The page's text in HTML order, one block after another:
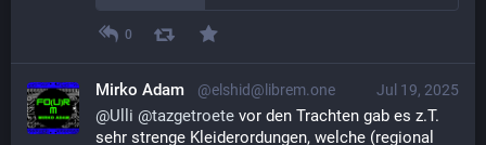
0
Jul 19, 2025
Mirko Adam @elshid@librem.one
@Ulli @tazgetroete vor den Trachten gab es z.T.
sehr strenge Kleiderordungen, welche (regional